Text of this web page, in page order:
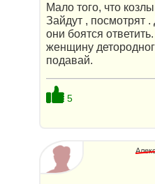
Мало того, что
Зайдут , посмотрят
они боятся
женщину
подавай.
5